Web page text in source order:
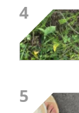
4
5